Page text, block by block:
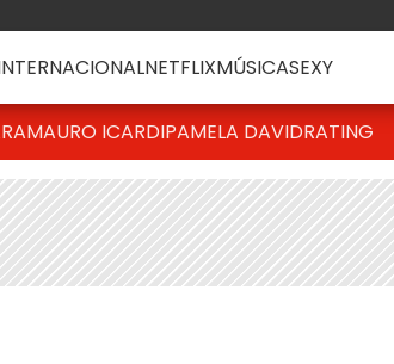
NETFLIXMÚSICASEXY
MAURO ICARDIPAMELA DAVIDRATING